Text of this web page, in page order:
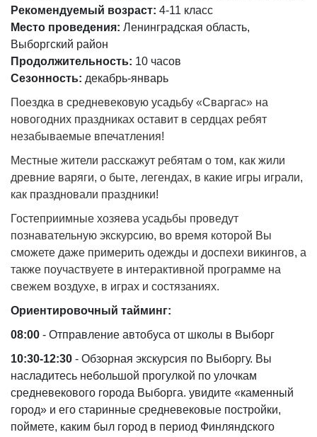
Рекомендуемый возраст: 4-11 класс
Место проведения: Ленинградская область,
Выборгский район
Продолжительность: 10 часов
Сезонность: декабрь-январь
Поездка в средневековую усадьбу «Сваргас» на
новогодних праздниках оставит в сердцах ребят
незабываемые впечатления!
Местные жители расскажут ребятам о том, как жили
древние варяги, о быте, легендах, в какие игры играли,
как праздновали праздники!
Гостеприимные хозяева усадьбы проведут
познавательную экскурсию, во время которой Вы
сможете даже примерить одежды и доспехи викингов, а
также поучаствуете в интерактивной программе на
свежем воздухе, в играх и состязаниях.
Ориентировочный тайминг:
08:00 - Отправление автобуса от школы в Выборг
10:30-12:30 - Обзорная экскурсия по Выборгу. Вы
насладитесь небольшой прогулкой по улочкам
средневекового города Выборга. увидите «каменный
город» и его старинные средневековые постройки,
поймете, каким был город в период Финляндского